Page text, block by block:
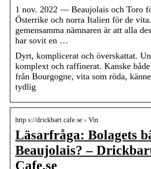
1 nov. 2022 — Beaujolais och Toro
Österrike och norra Italien för de
gemensamma nämnaren är att alla
har sovit en …
Dyrt, komplicerat och överskattat.
komplext och raffinerat. Kanske
från Bourgogne, vita som röda,
tydlig
http s://drickbart.cafe.se › Vin
Läsarfråga: Bolagets
Beaujolais? –
Cafe.se